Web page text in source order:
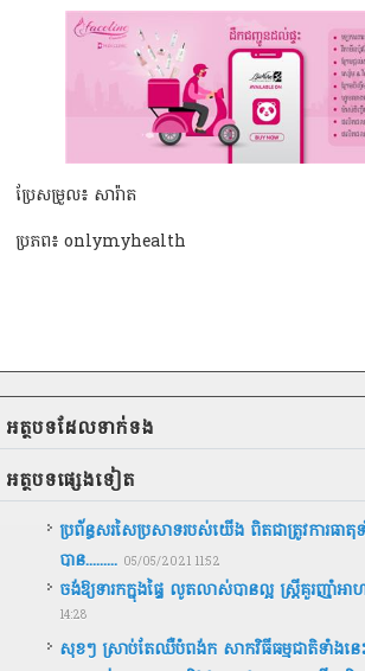
ប្រែសម្រួល៖ សារ៉ាត
ប្រភព៖ onlymyhealth
អត្ថបទ​ដែល​ទាក់ទង
អត្ថបទ​ផ្សេងទៀត
ប្រព័ន្ធសរសៃប្រសាទរបស់យើង ពិតជាត្រូវការធាតុ
បាន......... 05/05/2021 11:52
ចង់ឱ្យទារកក្នុងផ្ទៃ លូតលាស់បានល្អ ស្រ្ដីគួរញ៉ាំអា
14:28
សុខៗ ស្រាប់តែឈឺបំពង់ក សាកវិធីធម្មជាតិទាំងន